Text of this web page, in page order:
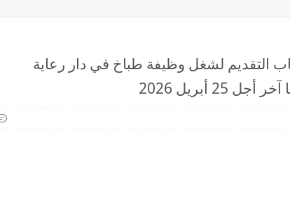
التقديم لشغل وظيفة طباخ في دار رعاية
أبريل 2026